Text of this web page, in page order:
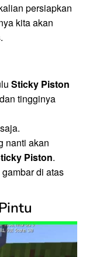
persiapkan
kita akan
Sticky Piston
tingginya
nanti akan
Piston.
di atas